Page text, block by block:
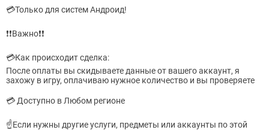
💳Только для систем Андроид!
❗❗Важно❗❗
💳Как происходит сделка:
После оплаты вы скидываете данные от вашего аккаунт, я
захожу в игру, оплачиваю нужное количество и вы проверяете
💳 Доступно в Любом регионе
☝Если нужны другие услуги, предметы или аккаунты по этой